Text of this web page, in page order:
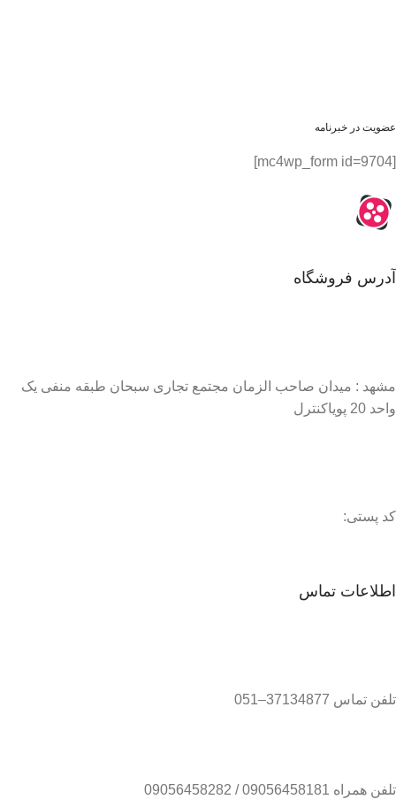
عضویت در خبرنامه
[mc4wp_form id=9704]
آدرس فروشگاه
مشهد : میدان صاحب الزمان مجتمع تجاری سبحان طبقه منفی یک
واحد 20 پویاکنترل
کد پستی:
اطلاعات تماس
تلفن تماس 37134877–051
تلفن همراه 09056458181 / 09056458282